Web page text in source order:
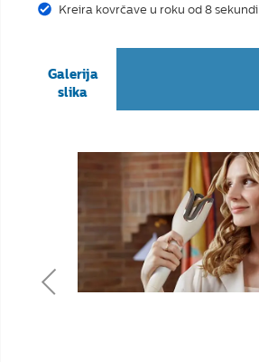
Kreira kovrčave u roku od 8 sekundi
Galerija
slika